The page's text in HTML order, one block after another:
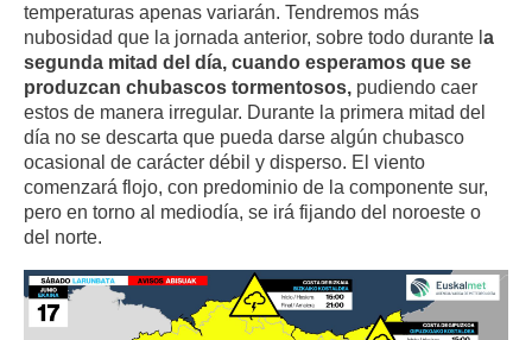
temperaturas apenas variarán. Tendremos más
nubosidad que la jornada anterior, sobre todo durante l a
segunda mitad del día, cuando esperamos que se
produzcan chubascos tormentosos, pudiendo caer
estos de manera irregular. Durante la primera mitad del
día no se descarta que pueda darse algún chubasco
ocasional de carácter débil y disperso. El viento
comenzará flojo, con predominio de la componente sur,
pero en torno al mediodía, se irá fijando del noroeste o
del norte.